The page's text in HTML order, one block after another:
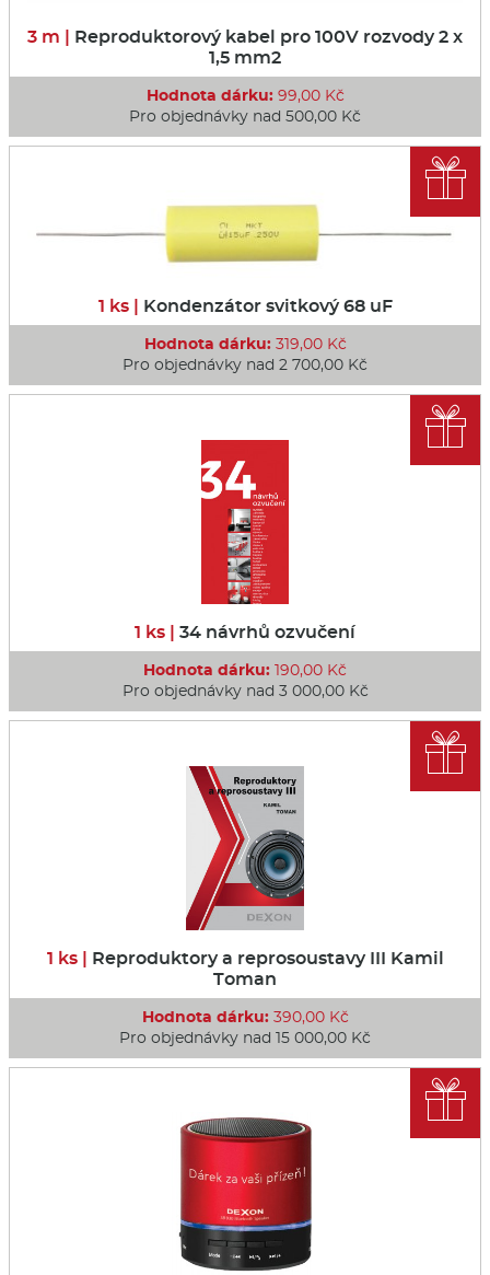
3 m | Reproduktorový kabel pro 100V rozvody 2 x
1,5 mm2
Hodnota dárku:99,00 Kč
Pro objednávky nad 500,00 Kč
1 ks | Kondenzátor svitkový 68 uF
Hodnota dárku:319,00 Kč
Pro objednávky nad 2 700,00 Kč

1 ks | 34 návrhů ozvučení
Hodnota dárku: 190,00 Kč
Pro objednávky nad 3 000,00 Kč

1 ks | Reproduktory a reprosoustavy III Kamil
Toman
Hodnota dárku:390,00 Kč
Pro objednávky nad 15 000,00 Kč

